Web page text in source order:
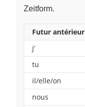
Zeitform.
Futur antérieur
j’
tu
il/elle/on
nous